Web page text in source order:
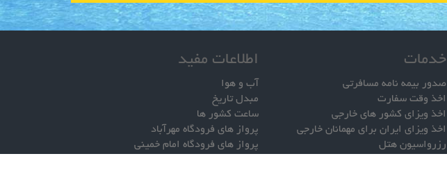
خدمات
صدور بیمه نامه مسافرتی
اخذ وقت سفارت
اخذ ویزای کشور های خارجی
اخذ ویزای ایران برای مهمانان خارجی
رزرواسیون هتل
اطلاعات مفید
آب و هوا
مبدل تاریخ
ساعت کشور ها
پرواز های فرودگاه مهرآباد
پرواز های فرودگاه امام خمینی